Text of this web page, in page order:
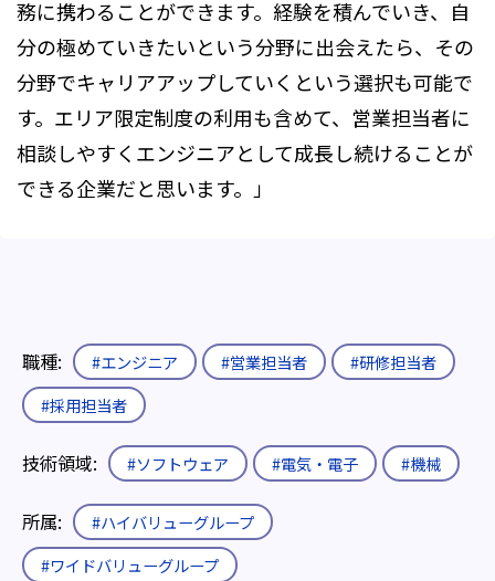
務に携わることができます。経験を積んでいき、自
分の極めていきたいという分野に出会えたら、その
分野でキャリアアップしていくという選択も可能で
す。エリア限定制度の利用も含めて、営業担当者に
相談しやすくエンジニアとして成長し続けることが
できる企業だと思います。」
職種: #エンジニア #営業担当者
#研修担当者
#採用担当者
技術領域: #ソフトウェア #電気・電子 #機械
所属:
#ハイバリューグループ
#ワイドバリューグループ